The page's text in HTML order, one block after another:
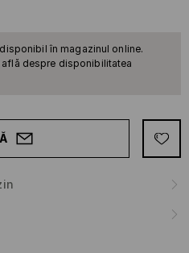
în magazinul online.
despre disponibilitatea